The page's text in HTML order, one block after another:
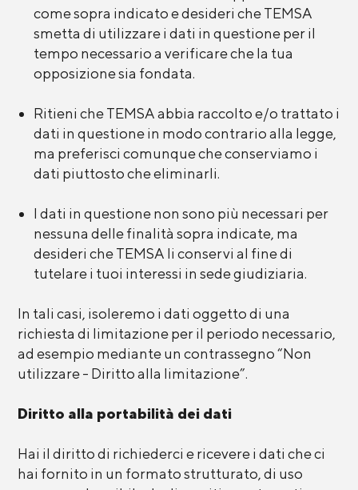
come sopra indicato e desideri che TEMSA
smetta di utilizzare i dati in questione per il
tempo necessario a verificare che la tua
opposizione sia fondata.
Ritieni che TEMSA abbia raccolto e/o trattato i
dati in questione in modo contrario alla legge,
ma preferisci comunque che conserviamo i
dati piuttosto che eliminarli.
I dati in questione non sono più necessari per
nessuna delle finalità sopra indicate, ma
desideri che TEMSA li conservi al fine di
tutelare i tuoi interessi in sede giudiziaria.
In tali casi, isoleremo i dati oggetto di una
richiesta di limitazione per il periodo necessario,
ad esempio mediante un contrassegno “Non
utilizzare - Diritto alla limitazione”.
Diritto alla portabilità dei dati
Hai il diritto di richiederci e ricevere i dati che ci
hai fornito in un formato strutturato, di uso